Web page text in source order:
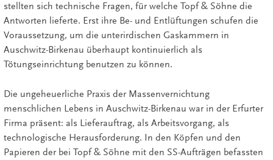
stellten sich technische Fragen, für welche Topf & Söhne die
Antworten lieferte. Erst ihre Be- und Entlüftungen schufen die
Voraussetzung, um die unterirdischen Gaskammern in
Auschwitz-Birkenau überhaupt kontinuierlich als
Tötungseinrichtung benutzen zu können.
Die ungeheuerliche Praxis der Massenvernichtung
menschlichen Lebens in Auschwitz-Birkenau war in der Erfurter
Firma präsent: als Lieferauftrag, als Arbeitsvorgang, als
technologische Herausforderung. In den Köpfen und den
Papieren der bei Topf & Söhne mit den SS-Aufträgen befassten